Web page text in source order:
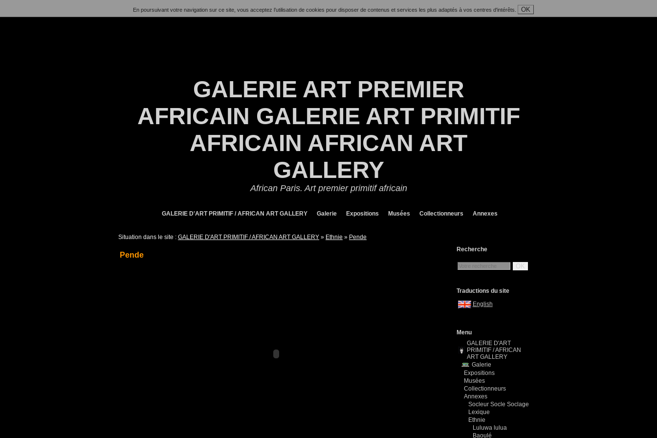
En poursuivant votre navigation sur ce site, vous acceptez l’utilisation de cookies pour disposer de contenus et services les plus adaptés à vos centres d'intérêts. OK
GALERIE ART PREMIER
AFRICAIN GALERIE ART PRIMITIF
AFRICAIN AFRICAN ART
GALLERY
African Paris. Art premier primitif africain
GALERIE D'ART PRIMITIF / AFRICAN ART GALLERY Galerie Expositions Musées Collectionneurs Annexes
Situation dans le site : GALERIE D'ART PRIMITIF / AFRICAN ART GALLERY » Ethnie » Pende
Pende
Recherche
OK
Traductions du site
English
Menu
GALERIE D'ART
PRIMITIF / AFRICAN
ART GALLERY
Galerie
Expositions
Musées
Collectionneurs
Annexes
Socleur Socle Soclage
Lexique
Ethnie
Luluwa lulua
Baoulé